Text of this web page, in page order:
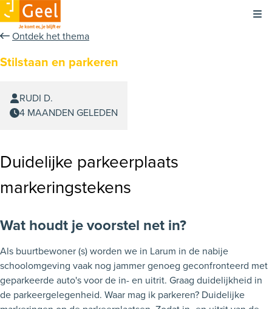
Ontdek het thema
Stilstaan en parkeren
RUDI D.
4 MAANDEN GELEDEN
Duidelijke parkeerplaats
markeringstekens
Wat houdt je voorstel net in?
Als buurtbewoner (s) worden we in Larum in de nabije
schoolomgeving vaak nog jammer genoeg geconfronteerd met
geparkeerde auto's voor de in- en uitrit. Graag duidelijkheid in
de parkeergelegenheid. Waar mag ik parkeren? Duidelijke